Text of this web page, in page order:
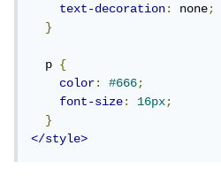
text-decoration: none;
}
  p
{
color: #666;
font-size: 16px;
}
</style>